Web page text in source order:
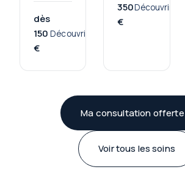
dès
150
€
Découvrir
350
€
Découvrir
Ma consultation offerte
Voir tous les soins